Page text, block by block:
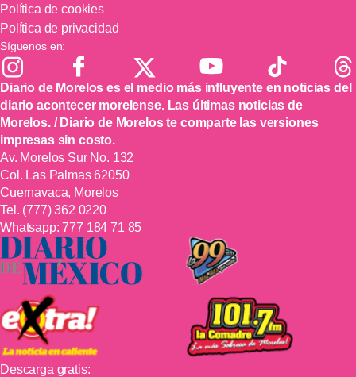
Política de cookies
Política de privacidad
Síguenos en:
Diario de Morelos es el medio más influyente en noticias del
diario acontecer morelense. Las últimas noticias de
Morelos. / Diario de Morelos te comparte las versiones
impresas sin costo.
Av. Morelos Sur No. 132
Col. Las Palmas 62050
Cuernavaca, Morelos
Tel. (777) 362 0220
Whatsapp:777 184 71 85
Descarga gratis: